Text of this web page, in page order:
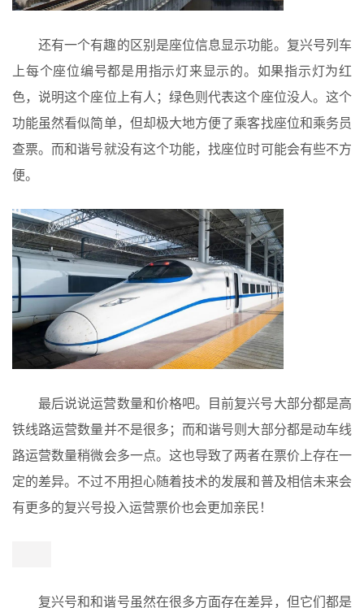
还有一个有趣的区别是座位信息显示功能。复兴号列车
上每个座位编号都是用指示灯来显示的。如果指示灯为红
色，说明这个座位上有人；绿色则代表这个座位没人。这个
功能虽然看似简单，但却极大地方便了乘客找座位和乘务员
查票。而和谐号就没有这个功能，找座位时可能会有些不方
便。
最后说说运营数量和价格吧。目前复兴号大部分都是高
铁线路运营数量并不是很多；而和谐号则大部分都是动车线
路运营数量稍微会多一点。这也导致了两者在票价上存在一
定的差异。不过不用担心随着技术的发展和普及相信未来会
有更多的复兴号投入运营票价也会更加亲民！